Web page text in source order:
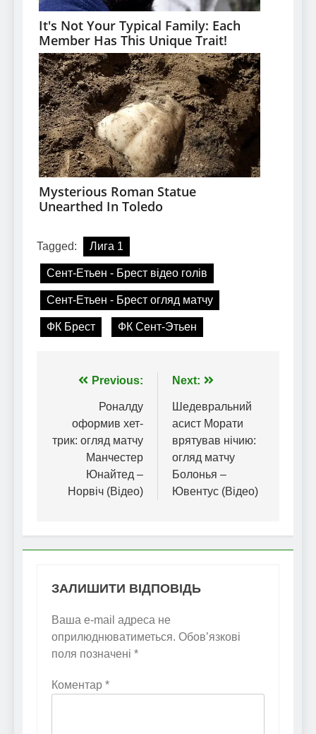
Tagged: Лига 1
Сент-Етьен - Брест відео голів
Сент-Етьен - Брест огляд матчу
ФК Брест ФК Сент-Этьен
Навігація
записів
Previous:
Роналду
оформив хет-
трик: огляд матчу
Манчестер
Юнайтед –
Норвіч (Відео)
Next:
Шедевральний
асист Морати
врятував нічию:
огляд матчу
Болонья –
Ювентус (Відео)
ЗАЛИШИТИ ВІДПОВІДЬ
Ваша e-mail адреса не
оприлюднюватиметься. Обов’язкові
поля позначені *
Коментар *